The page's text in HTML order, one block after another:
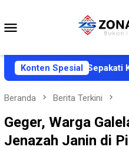
konten
Konten Spesial
Halut Sepakati KUA-
Beranda Berita Terkini
Geger, Warga
Jenazah Janin di